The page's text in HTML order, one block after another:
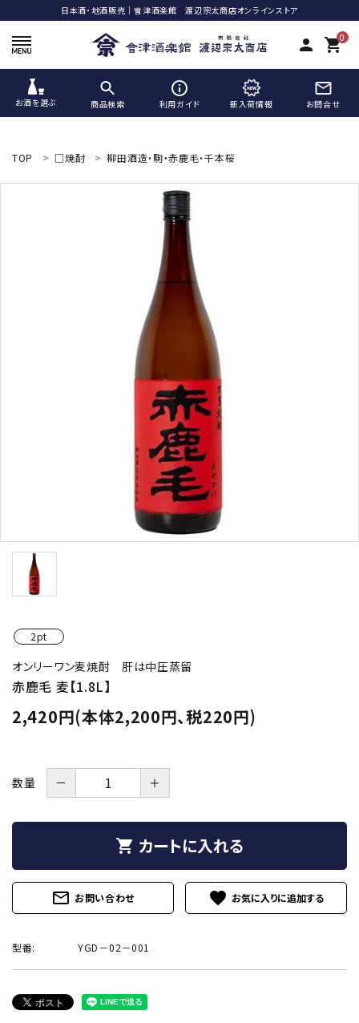
日本酒・地酒販売｜會津酒楽館 渡辺宗太商店オンラインストア
person 0
shopping_cart
お酒を選ぶ 商品検索 利用ガイド 新入荷情報 お問合せ
ようこそ ゲスト 様
新規会員登録
コンテンツ
新入荷情報
お知らせ
ガイドライン
プライバシーポリシー
お問い合わせ
営業時間 - 9:00～19:00
TOP □焼酎 柳田酒造・駒・赤鹿毛・千本桜
2pt
オンリーワン麦焼酎 肝は中圧蒸留
赤鹿毛 麦【1.8L】
2,420円(本体2,200円、税220円)
数量 － ＋
shopping_cart カートに入れる
mail_outline お問い合わせ favorite
型番: YGD－02－001